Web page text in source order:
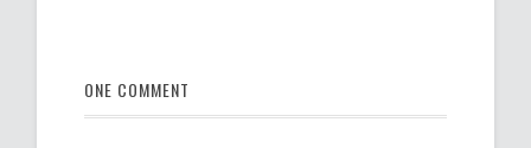
ONE COMMENT